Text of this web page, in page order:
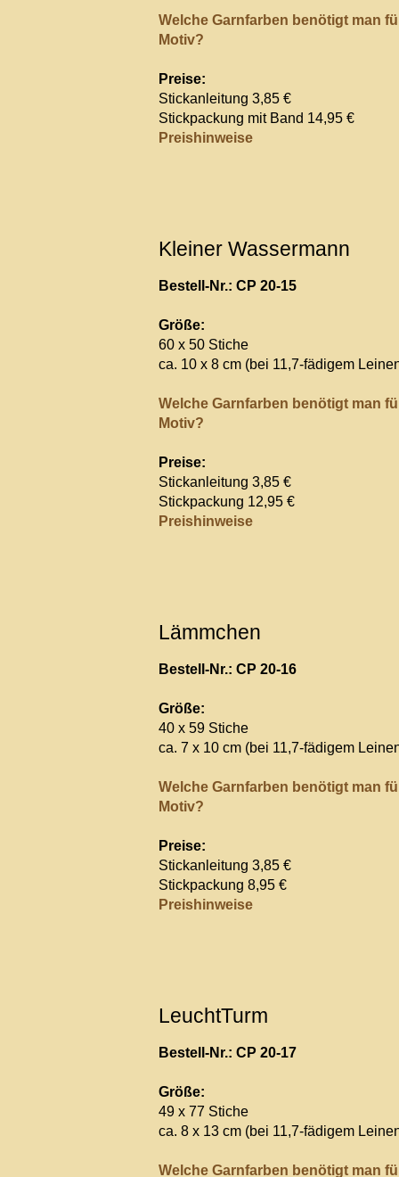
Welche Garnfarben benötigt man
Motiv?
Preise:
Stickanleitung 3,85 €
Stickpackung mit Band 14,95 €
Preishinweise
Kleiner Wassermann
Bestell-Nr.: CP 20-15
Größe:
60 x 50 Stiche
ca. 10 x 8 cm (bei 11,7-fädigem
Welche Garnfarben benötigt man
Motiv?
Preise:
Stickanleitung 3,85 €
Stickpackung 12,95 €
Preishinweise
Lämmchen
Bestell-Nr.: CP 20-16
Größe:
40 x 59 Stiche
ca. 7 x 10 cm (bei 11,7-fädigem
Welche Garnfarben benötigt man
Motiv?
Preise:
Stickanleitung 3,85 €
Stickpackung 8,95 €
Preishinweise
LeuchtTurm
Bestell-Nr.: CP 20-17
Größe:
49 x 77 Stiche
ca. 8 x 13 cm (bei 11,7-fädigem
Welche Garnfarben benötigt man